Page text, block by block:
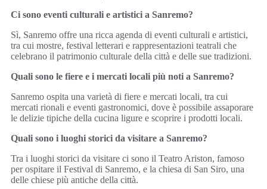
Ci sono eventi culturali e artistici a Sanremo?
Sì, Sanremo offre una ricca agenda di eventi culturali e artistici,
tra cui mostre, festival letterari e rappresentazioni teatrali che
celebrano il patrimonio culturale della città e delle sue tradizioni.
Quali sono le fiere e i mercati locali più noti a Sanremo?
Sanremo ospita una varietà di fiere e mercati locali, tra cui
mercati rionali e eventi gastronomici, dove è possibile assaporare
le delizie tipiche della cucina ligure e scoprire i prodotti locali.
Quali sono i luoghi storici da visitare a Sanremo?
Tra i luoghi storici da visitare ci sono il Teatro Ariston, famoso
per ospitare il Festival di Sanremo, e la chiesa di San Siro, una
delle chiese più antiche della città.